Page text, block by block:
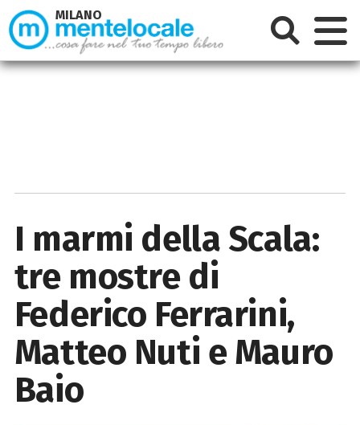
I marmi della Scala:
tre mostre di
Federico Ferrarini,
Matteo Nuti e Mauro
Baio
MILANO